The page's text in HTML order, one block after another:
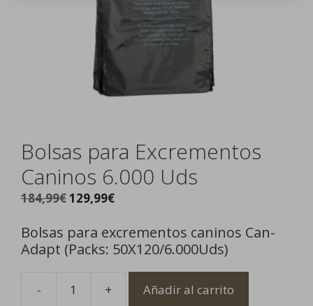
Bolsas para Excrementos
Caninos 6.000 Uds
184,99€El
original
era:
129,99€El
actual
es:
Bolsas para excrementos caninos Can-
Adapt (Packs: 50X120/6.000Uds)
-
Bolsas
+ Añadir al carrito